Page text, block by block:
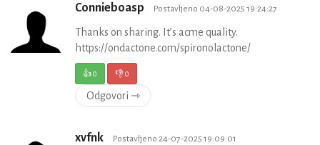
Connieboasp Postavljeno 04-08-2025 19:24:27
Thanks on sharing. It’s acme quality.
https://ondactone.com/spironolactone/
👍0 👎0
Odgovori ⇾
xvfnk Postavljeno 24-07-2025 19:09:01